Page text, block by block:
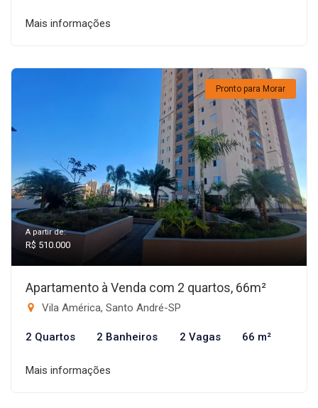
Mais informações
Pronto para Morar
A partir de:
R$ 510.000
Apartamento à Venda com 2 quartos, 66m²
Vila América, Santo André-SP
2 Quartos 2 Banheiros 2 Vagas 66 m²
Mais informações